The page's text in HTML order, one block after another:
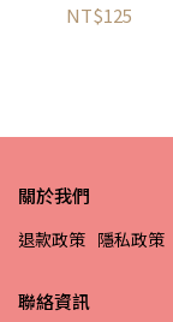
NT$125
關於我們
退款政策 隱私政策
聯絡資訊